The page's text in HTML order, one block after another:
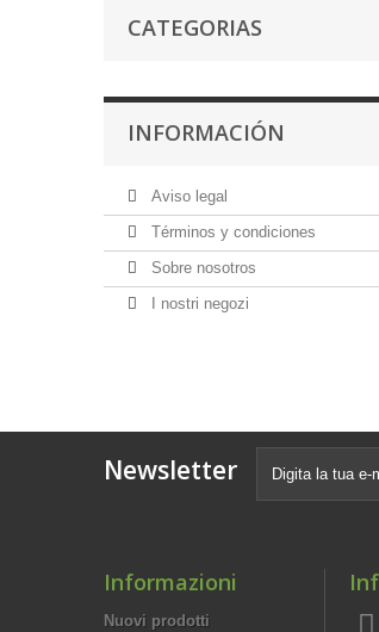
CATEGORIAS
INFORMACIÓN
Aviso legal
Términos y condiciones
Sobre nosotros
I nostri negozi
Newsletter
Informazioni
Nuovi prodotti